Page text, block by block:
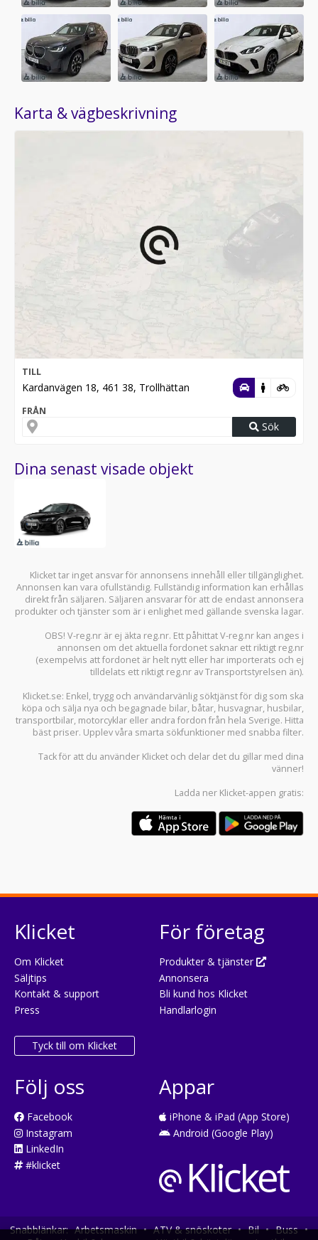
Karta & vägbeskrivning
TILL
Kardanvägen 18, 461 38, Trollhättan
FRÅN
Sök
Dina senast visade objekt
Klicket tar inget ansvar för annonsens innehåll eller tillgänglighet.
Annonsen kan vara ofullständig. Fullständig information kan erhållas
direkt från säljaren. Säljaren ansvarar för att de endast annonsera
produkter och tjänster som är i enlighet med gällande svenska lagar.
OBS! V-reg.nr är ej äkta reg.nr. Ett påhittat V-reg.nr kan anges i
annonsen om det aktuella fordonet saknar ett riktigt reg.nr
(exempelvis att fordonet är helt nytt eller har importerats och ej
tilldelats ett riktigt reg.nr av Transportstyrelsen än).
Klicket.se: Enkel, trygg och användarvänlig söktjänst för dig som ska
köpa och sälja nya och begagnade bilar, båtar, husvagnar, husbilar,
transportbilar, motorcyklar eller andra fordon från hela Sverige. Hitta
bäst priser. Upplev våra smarta sökfunktioner med snabba filter.
Tack för att du använder Klicket och delar det du gillar med dina
vänner!
Ladda ner Klicket-appen gratis:
Klicket
Om Klicket
Säljtips
Kontakt & support
Press
Tyck till om Klicket
För företag
Produkter & tjänster
Annonsera
Bli kund hos Klicket
Handlarlogin
Följ oss
Facebook
Instagram
LinkedIn
#klicket
Appar
iPhone & iPad (App Store)
Android (Google Play)
Snabblänkar: Arbetsmaskin • ATV & snöskoter • Bil • Buss •